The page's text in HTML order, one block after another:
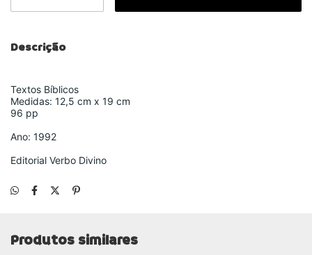
Descrição
Textos Bíblicos
Medidas: 12,5 cm x 19 cm
96 pp
Ano: 1992
Editorial Verbo Divino
Produtos similares